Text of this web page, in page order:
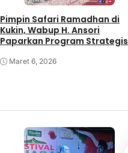
Pimpin Safari Ramadhan di
Kukin, Wabup H. Ansori
Paparkan Program Strategis
Maret 6, 2026